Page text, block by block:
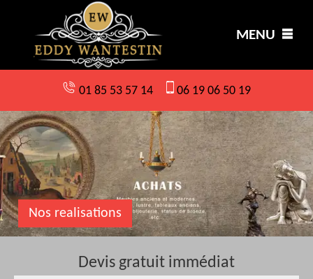
MENU
01 85 53 57 14 06 19 06 50 19
Nos realisations
Devis gratuit immédiat